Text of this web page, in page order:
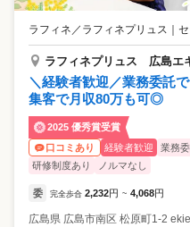
ラフィネ／ラフィネプリュス
ラフィネプリュス 広島エ
＼経験者歓迎／業務委託
集客で月収80万も可◎
2025 優秀賞受賞
口コミあり
経験者歓迎 業務
研修制度あり
ノルマなし
委 完全歩合 2,232円 ~ 4,068円
広島県 広島市南区 松原町1-2